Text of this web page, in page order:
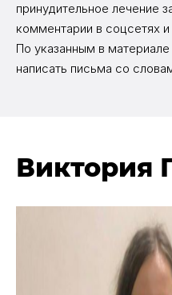
принудительное лечение
комментарии в соцсетях
По указанным в
написать письма со
Виктория